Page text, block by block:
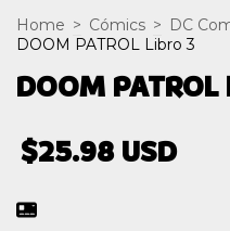
Home > Cómics > DC
DOOM PATROL Libro 3
DOOM
$25.98 USD